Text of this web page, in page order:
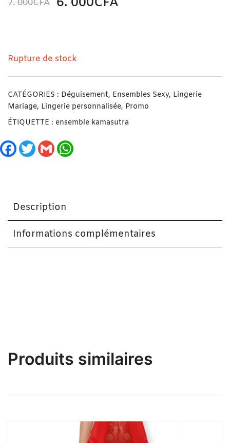
7. 000CFA
Rupture de stock
CATÉGORIES : Déguisement, Ensembles Sexy, Lingerie
Mariage, Lingerie personnalisée, Promo
ÉTIQUETTE : ensemble kamasutra
Facebook
TwitterGmail
Description
Informations complémentaires
Produits similaires